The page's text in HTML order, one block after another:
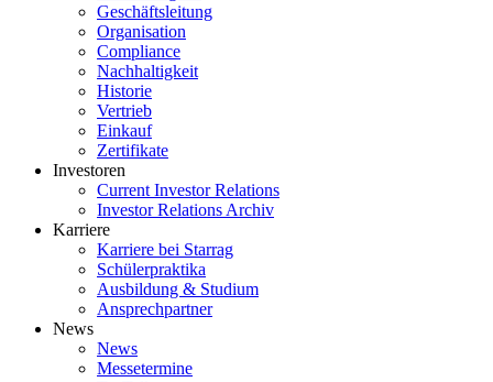
Geschäftsleitung
Organisation
Compliance
Nachhaltigkeit
Historie
Vertrieb
Einkauf
Zertifikate
Investoren
Current Investor Relations
Investor Relations Archiv
Karriere
Karriere bei Starrag
Schülerpraktika
Ausbildung & Studium
Ansprechpartner
News
News
Messetermine